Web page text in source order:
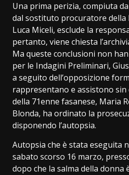
Una prima perizia, compiuta
dal sostituto procuratore della
Luca Miceli, esclude la
pertanto, viene chiesta
Ma queste conclusioni non
per le Indagini Preliminari,
a seguito dell’opposizione
rappresentano e assistono sin
della 71enne fasanese, Maria
Blonda, ha ordinato la
disponendo l’autopsia.
Autopsia che è stata eseguita
sabato scorso 16 marzo,
dopo che la salma della donna